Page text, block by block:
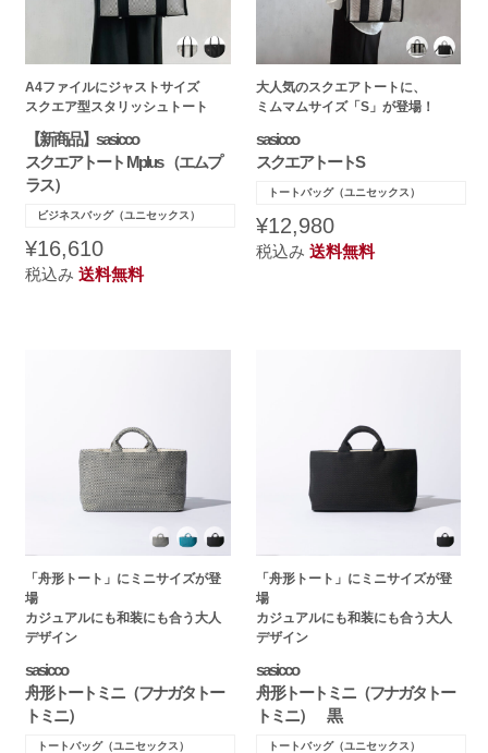
A4ファイルにジャストサイズ
スクエア型スタリッシュトート
【新商品】sasicco
スクエアトート Mplus （エムプ
ラス）
ビジネスバッグ（ユニセックス）
¥16,610
税込み送料無料
大人気のスクエアトートに、
ミムマムサイズ「S」が登場！
sasicco
スクエアトートS
トートバッグ（ユニセックス）
¥12,980
税込み送料無料
「舟形トート」にミニサイズが登
場
カジュアルにも和装にも合う大人
デザイン
sasicco
舟形トートミニ（フナガタトー
トミニ）
トートバッグ（ユニセックス）
「舟形トート」にミニサイズが登
場
カジュアルにも和装にも合う大人
デザイン
sasicco
舟形トートミニ（フナガタトー
トミニ） 黒
トートバッグ（ユニセックス）